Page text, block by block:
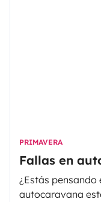
PRIMAVERA
Fallas en
¿Estás pensando
autocaravana